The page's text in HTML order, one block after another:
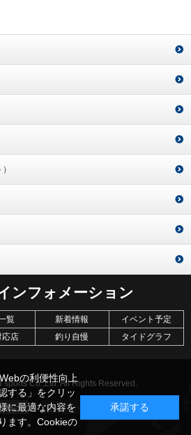
ンフォメーション
覧 新着情報
イベント予定
応店 釣り自慢
タイドグラフ
Co.,Ltd. All Rights Reserved.
の利便性向上
する」をクリッ
に最適な内容を
ます。Cookieの
承諾する